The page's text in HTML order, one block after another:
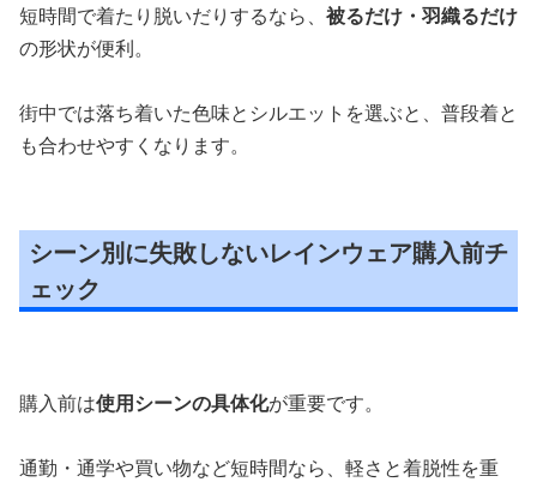
短時間で着たり脱いだりするなら、 被るだけ・羽織るだけ
の形状が便利。
街中では落ち着いた色味とシルエットを選ぶと、普段着と
も合わせやすくなります。
シーン別に失敗しないレインウェア購入前チ
ェック
購入前は使用シーンの具体化が重要です。
通勤・通学や買い物など短時間なら、軽さと着脱性を重